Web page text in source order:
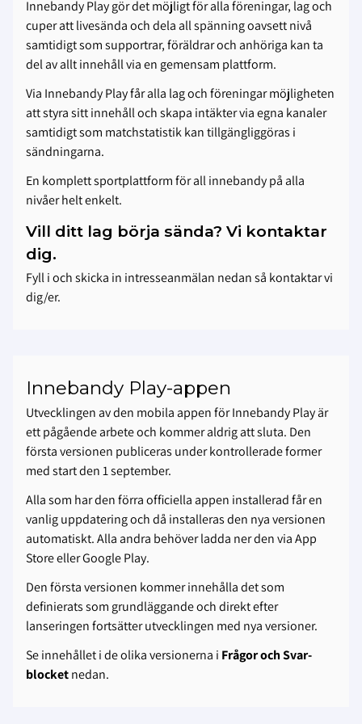
Innebandy Play gör det möjligt för alla föreningar, lag och
cuper att livesända och dela all spänning oavsett nivå
samtidigt som supportrar, föräldrar och anhöriga kan ta
del av allt innehåll via en gemensam plattform.
Via Innebandy Play får alla lag och föreningar möjligheten
att styra sitt innehåll och skapa intäkter via egna kanaler
samtidigt som matchstatistik kan tillgängliggöras i
sändningarna.
En komplett sportplattform för all innebandy på alla
nivåer helt enkelt.
Vill ditt lag börja sända? Vi kontaktar
dig.
Fyll i och skicka in intresseanmälan nedan så kontaktar vi
dig/er.
Innebandy Play-appen
Utvecklingen av den mobila appen för Innebandy Play är
ett pågående arbete och kommer aldrig att sluta. Den
första versionen publiceras under kontrollerade former
med start den 1 september.
Alla som har den förra officiella appen installerad får en
vanlig uppdatering och då installeras den nya versionen
automatiskt. Alla andra behöver ladda ner den via App
Store eller Google Play.
Den första versionen kommer innehålla det som
definierats som grundläggande och direkt efter
lanseringen fortsätter utvecklingen med nya versioner.
Se innehållet i de olika versionerna i Frågor och Svar-
blocketnedan.